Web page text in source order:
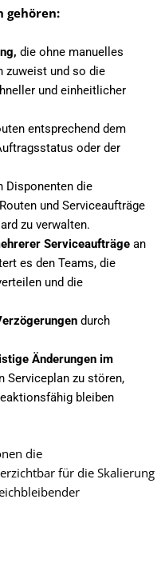
gehören:
die ohne manuelles
zuweist und so die
und einheitlicher
entsprechend dem
oder der
Disponenten die
und Serviceaufträge
zu verwalten.
Serviceaufträgean
es den Teams, die
und die
durch
Änderungen im
Serviceplan zu stören,
bleiben
die
für die Skalierung